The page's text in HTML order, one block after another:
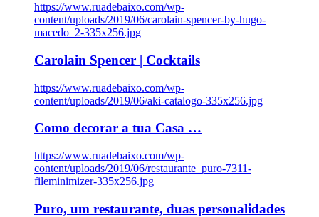
https://www.ruadebaixo.com/wp-
content/uploads/2019/06/carolain-spencer-by-hugo-
macedo_2-335x256.jpg
Carolain Spencer | Cocktails
https://www.ruadebaixo.com/wp-
content/uploads/2019/06/aki-catalogo-335x256.jpg
Como decorar a tua Casa …
https://www.ruadebaixo.com/wp-
content/uploads/2019/06/restaurante_puro-7311-
fileminimizer-335x256.jpg
Puro, um restaurante, duas personalidades